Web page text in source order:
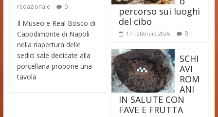
redazionale
0
Il Museo e Real Bosco di
Capodimonte di Napoli
nella riapertura delle
sedici sale dedicate alla
porcellana propone una
tavola
percorso sui luoghi
del cibo
17 Febbraio 2026 0
SCHI
AVI
ROM
ANI
IN SALUTE CON
FAVE E FRUTTA